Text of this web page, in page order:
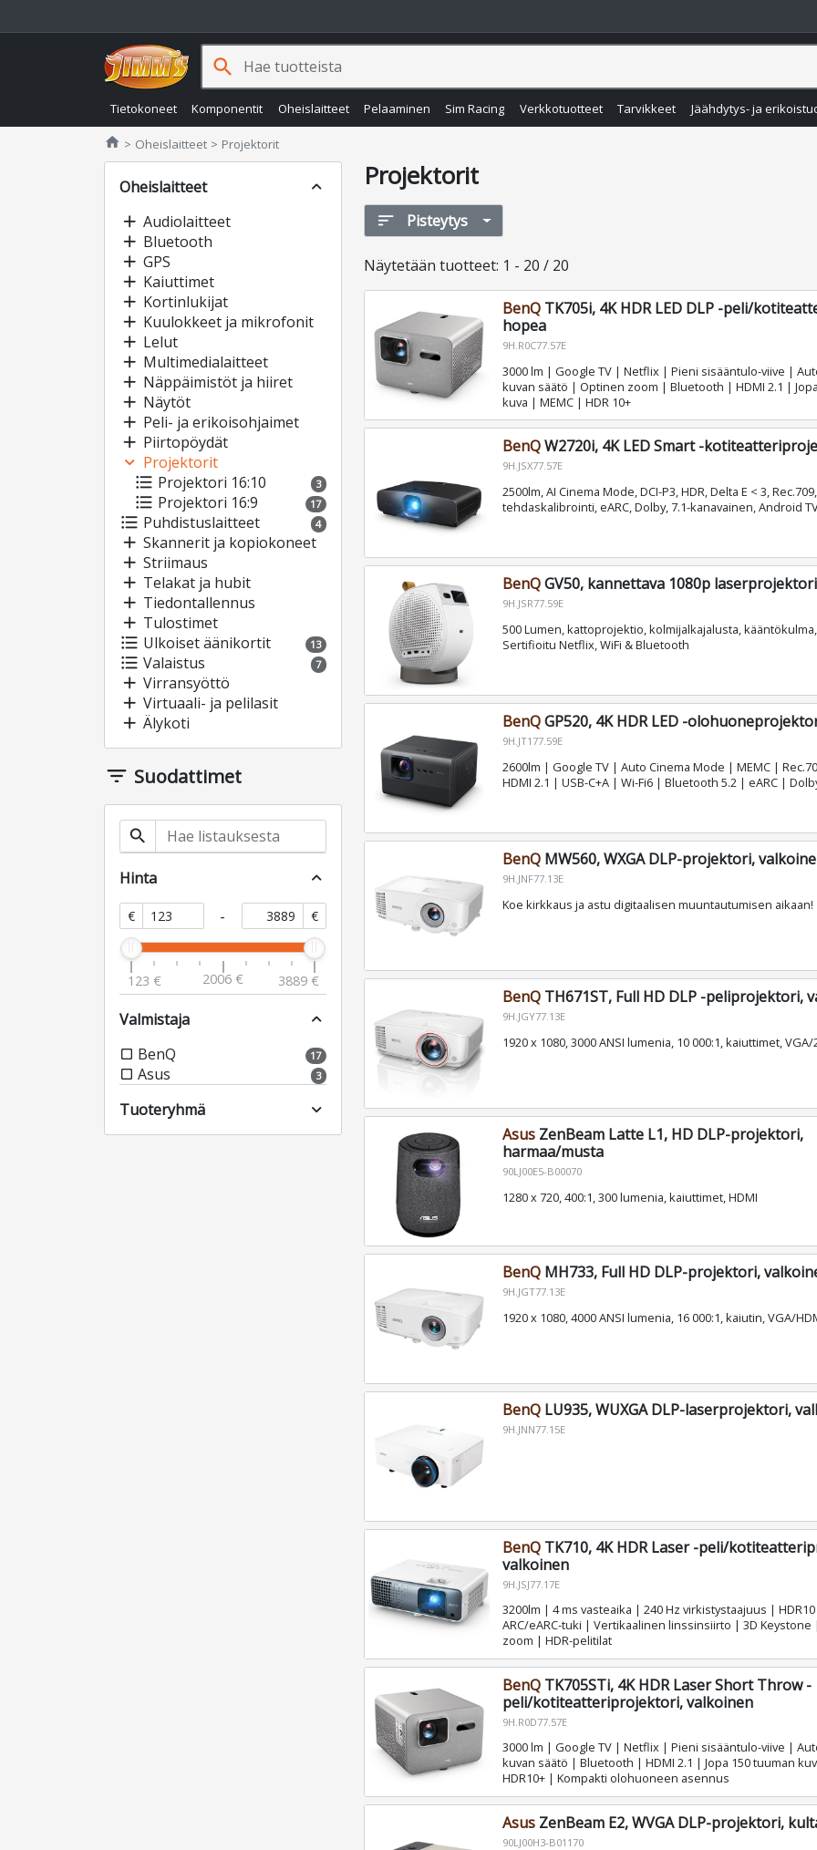
Tietokoneet Komponentit Oheislaitteet Pelaaminen Sim Racing Verkkotuotteet Tarvikkeet Jäähdytys- ja
search
home Jimms.fi
Oheislaitteet Projektorit
Oheislaitteet
expand_less
add Audiolaitteet
add Bluetooth
add GPS
add Kaiuttimet
add Kortinlukijat
add Kuulokkeet ja mikrofonit
add Lelut
add Multimedialaitteet
add Näppäimistöt ja hiiret
add Näytöt
add Peli- ja erikoisohjaimet
add Piirtopöydät
expand_more Projektorit
format_list_bulleted Projektori 16:10 3
format_list_bulleted Projektori 16:9 17
format_list_bulleted Puhdistuslaitteet 4
add Skannerit ja kopiokoneet
add Striimaus
add Telakat ja hubit
add Tiedontallennus
add Tulostimet
format_list_bulleted Ulkoiset äänikortit 13
format_list_bulleted Valaistus 7
add Virransyöttö
add Virtuaali- ja pelilasit
add Älykoti
filter_list Suodattimet
search
Hinta expand_less
€ - €
123 € 2006 € 3889 €
Valmistaja expand_less
check_box_outline_blank BenQ 17
check_box_outline_blank Asus 3
Tuoteryhmä expand_more
Projektorit
sort Pisteytys
Näytetään tuotteet: 1 - 20 / 20
BenQTK705i, 4K HDR LED DLP -peli/
hopea
9H.R0C77.57E
3000 lm | Google TV | Netflix | Pieni sisääntulo-viive |
kuvan säätö | Optinen zoom | Bluetooth | HDMI 2.1 |
kuva | MEMC | HDR 10+
BenQW2720i, 4K LED Smart -
9H.JSX77.57E
2500lm, AI Cinema Mode, DCI-P3, HDR, Delta E < 3, Rec.709,
tehdaskalibrointi, eARC, Dolby, 7.1-kanavainen, Android
BenQGV50, kannettava 1080p
9H.JSR77.59E
500 Lumen, kattoprojektio, kolmijalkajalusta,
Sertifioitu Netflix, WiFi & Bluetooth
BenQGP520, 4K HDR LED -
9H.JT177.59E
2600lm | Google TV | Auto Cinema Mode | MEMC |
HDMI 2.1 | USB-C+A | Wi-Fi6 | Bluetooth 5.2 | eARC |
BenQMW560, WXGA DLP-projektori,
9H.JNF77.13E
Koe kirkkaus ja astu digitaalisen muuntautumisen aikaan!
BenQTH671ST, Full HD DLP -peliprojektori,
9H.JGY77.13E
1920 x 1080, 3000 ANSI lumenia, 10 000:1, kaiuttimet, VGA/
AsusZenBeam Latte L1, HD DLP-projektori,
harmaa/musta
90LJ00E5-B00070
1280 x 720, 400:1, 300 lumenia, kaiuttimet, HDMI
BenQMH733, Full HD DLP-projektori,
9H.JGT77.13E
1920 x 1080, 4000 ANSI lumenia, 16 000:1, kaiutin, VGA/
BenQLU935, WUXGA DLP-laserprojektori,
9H.JNN77.15E
BenQTK710, 4K HDR Laser -peli/
valkoinen
9H.JSJ77.17E
3200lm | 4 ms vasteaika | 240 Hz virkistystaajuus | HDR10
ARC/eARC-tuki | Vertikaalinen linssinsiirto | 3D
zoom | HDR-pelitilat
BenQTK705STi, 4K HDR Laser Short Throw -
peli/kotiteatteriprojektori, valkoinen
9H.R0D77.57E
3000 lm | Google TV | Netflix | Pieni sisääntulo-viive |
kuvan säätö | Bluetooth | HDMI 2.1 | Jopa 150 tuuman
HDR10+ | Kompakti olohuoneen asennus
AsusZenBeam E2, WVGA DLP-projektori,
90LJ00H3-B01170